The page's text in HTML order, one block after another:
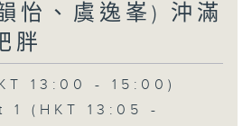
怡、虞逸峯) 沖滿
胖
13:00 - 15:00)
1 (HKT 13:05 -